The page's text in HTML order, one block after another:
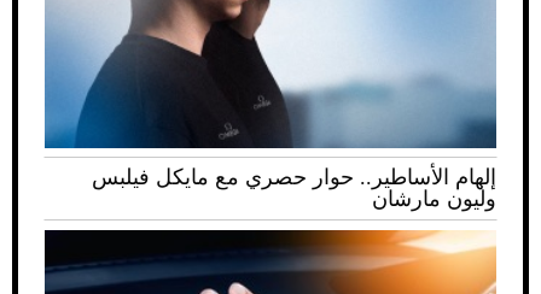
إلهام الأساطير.. حوار حصري مع مايكل فيلبس
وليون مارشان